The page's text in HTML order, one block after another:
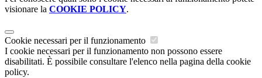
visionare la COOKIE POLICY.
Cookie necessari per il funzionamento
I cookie necessari per il funzionamento non possono essere
disabilitati. È possibile consultare l'elenco nella pagina della cookie
policy.